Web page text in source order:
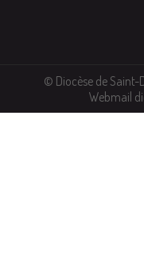
© Diocèse de Saint-
Webmail